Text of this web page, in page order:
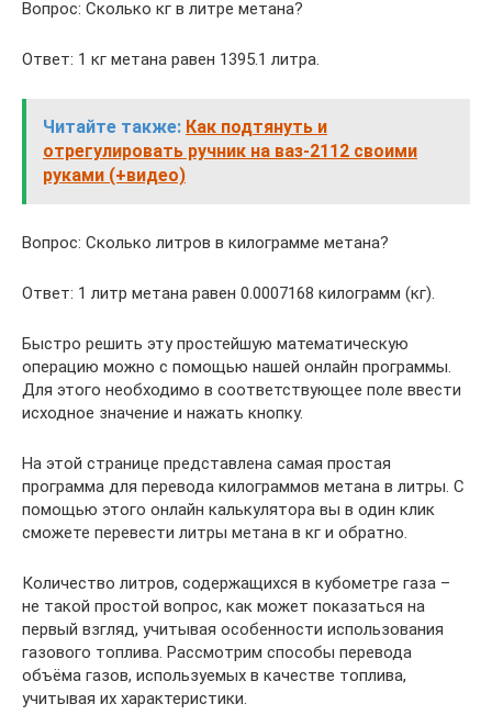
Вопрос: Сколько кг в литре метана?
Ответ: 1 кг метана равен 1395.1 литра.
Читайте также: Как подтянуть и
отрегулировать ручник на ваз-2112 своими
руками (+видео)
Вопрос: Сколько литров в килограмме метана?
Ответ: 1 литр метана равен 0.0007168 килограмм (кг).
Быстро решить эту простейшую математическую
операцию можно с помощью нашей онлайн программы.
Для этого необходимо в соответствующее поле ввести
исходное значение и нажать кнопку.
На этой странице представлена самая простая
программа для перевода килограммов метана в литры. С
помощью этого онлайн калькулятора вы в один клик
сможете перевести литры метана в кг и обратно.
Количество литров, содержащихся в кубометре газа –
не такой простой вопрос, как может показаться на
первый взгляд, учитывая особенности использования
газового топлива. Рассмотрим способы перевода
объёма газов, используемых в качестве топлива,
учитывая их характеристики.